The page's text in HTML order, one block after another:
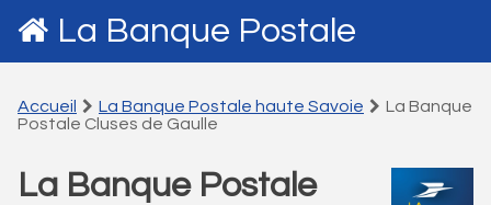
La Banque Postale
Accueil La Banque Postale haute Savoie
La Banque
Postale Cluses de Gaulle
La Banque Postale